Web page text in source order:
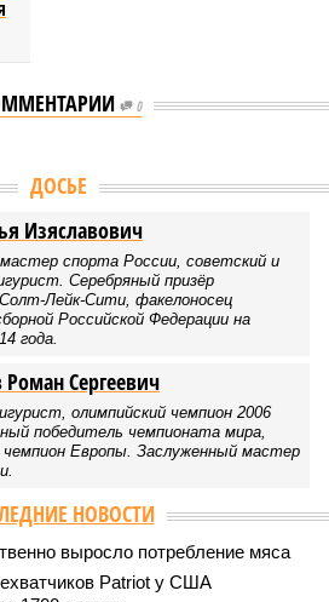
0
станциях от уже сданного
«Станция Л» продолжают ждать от
реальной достройки
от уже сданного «Сказочного
Л» продолжают ждать от
реальной достройки
для дольщиков
сданного «Сказочного леса» пайщики ЖК
ждать от компании Capital Group начала